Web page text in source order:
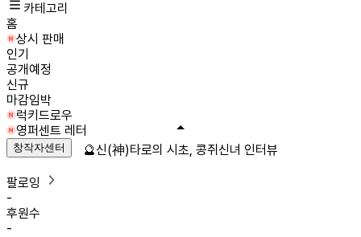
카테고리
홈
상시 판매
인기
공개예정
신규
마감임박
럭키드로우
영퍼센트 레터
창작자센터
팔로잉
-
후원수
-
🔮신(神)타로의 시초, 콩쥐신녀 인터뷰